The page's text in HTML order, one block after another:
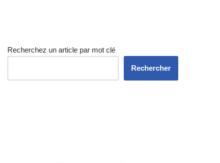
Recherchez un article par mot clé
Rechercher